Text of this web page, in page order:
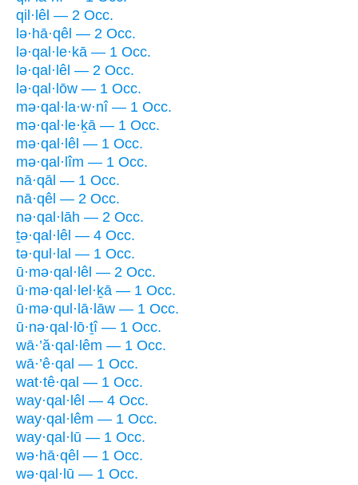
qil·lêl — 2 Occ.
lə·hā·qêl — 2 Occ.
lə·qal·le·kā — 1 Occ.
lə·qal·lêl — 2 Occ.
lə·qal·lōw — 1 Occ.
mə·qal·la·w·nî — 1 Occ.
mə·qal·le·ḵā — 1 Occ.
mə·qal·lêl — 1 Occ.
mə·qal·lîm — 1 Occ.
nā·qāl — 1 Occ.
nā·qêl — 2 Occ.
nə·qal·lāh — 2 Occ.
ṯə·qal·lêl — 4 Occ.
tə·qul·lal — 1 Occ.
ū·mə·qal·lêl — 2 Occ.
ū·mə·qal·lel·ḵā — 1 Occ.
ū·mə·qul·lā·lāw — 1 Occ.
ū·nə·qal·lō·ṯî — 1 Occ.
wā·’ă·qal·lêm — 1 Occ.
wā·’ê·qal — 1 Occ.
wat·tê·qal — 1 Occ.
way·qal·lêl — 4 Occ.
way·qal·lêm — 1 Occ.
way·qal·lū — 1 Occ.
wə·hā·qêl — 1 Occ.
wə·qal·lū — 1 Occ.